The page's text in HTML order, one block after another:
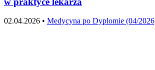
02.04.2026 • Medycyna po Dyplomie (04/